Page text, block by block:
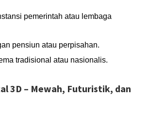
pemerintah atau lembaga
pensiun atau perpisahan.
tradisional atau nasionalis.
3D – Mewah, Futuristik, dan